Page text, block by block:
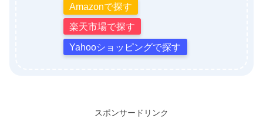
Amazonで探す
楽天市場で探す
Yahooショッピングで探す
スポンサードリンク